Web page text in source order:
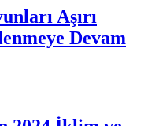
Aşırı
Devam